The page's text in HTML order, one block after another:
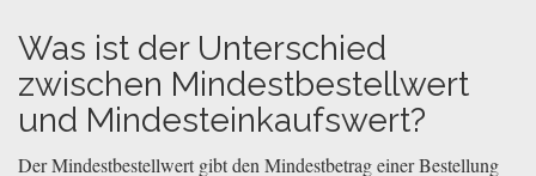
Was ist der Unterschied
zwischen Mindestbestellwert
und Mindesteinkaufswert?
Der Mindestbestellwert gibt den Mindestbetrag einer Bestellung